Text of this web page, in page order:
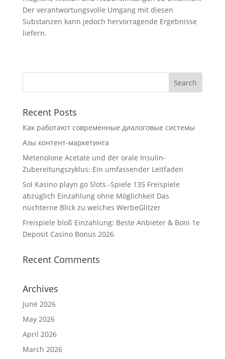
Der verantwortungsvolle Umgang mit diesen
Substanzen kann jedoch hervorragende Ergebnisse
liefern.
Recent Posts
Как работают современные диалоговые системы
Азы контент-маркетинга
Metenolone Acetate und der orale Insulin-
Zubereitungszyklus: Ein umfassender Leitfaden
Sol Kasino playn go Slots -Spiele 135 Freispiele
abzüglich Einzahlung ohne Möglichkeit Das
nüchterne Blick zu welches WerbeGlitzer
Freispiele bloß Einzahlung: Beste Anbieter & Boni 1e
Deposit Casino Bonus 2026
Recent Comments
Archives
June 2026
May 2026
April 2026
March 2026